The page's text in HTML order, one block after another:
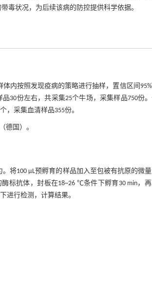
毒状况，为后续该病的防控提供科学依据。
内按照发现疫病的策略进行抽样，置信区间
30份左右，共采集25个牛场，采集样品750份
，采集血清样品355份。
德国）。
将100 μL预孵育的样品加入至包被有抗原的微
标抗体，封板在18~26 ℃条件下孵育30 min，
进行检测，计算结果。